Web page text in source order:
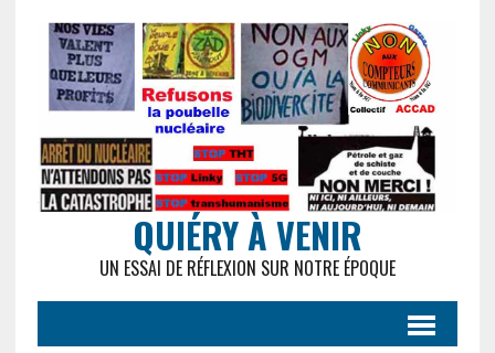
QUIÉRY À VENIR
UN ESSAI DE RÉFLEXION SUR NOTRE ÉPOQUE